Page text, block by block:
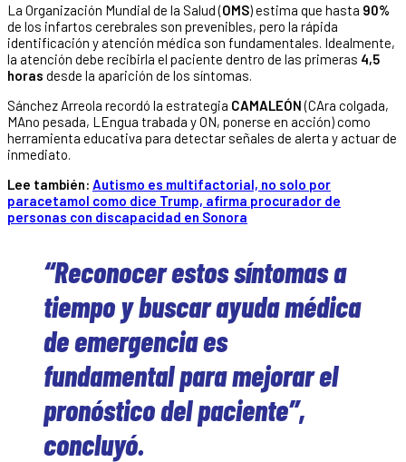
La Organización Mundial de la Salud (OMS) estima que hasta 90%
de los infartos cerebrales son prevenibles, pero la rápida
identificación y atención médica son fundamentales. Idealmente,
la atención debe recibirla el paciente dentro de las primeras 4,5
horas desde la aparición de los síntomas.
Sánchez Arreola recordó la estrategia CAMALEÓN(CAra colgada,
MAno pesada, LEngua trabada y ON, ponerse en acción) como
herramienta educativa para detectar señales de alerta y actuar de
inmediato.
Lee también: Autismo es multifactorial, no solo por
paracetamol como dice Trump, afirma procurador de
personas con discapacidad en Sonora
“Reconocer estos síntomas a
tiempo y buscar ayuda médica
de emergencia es
fundamental para mejorar el
pronóstico del paciente”,
concluyó.